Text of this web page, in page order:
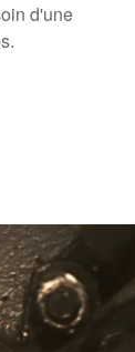
d'une